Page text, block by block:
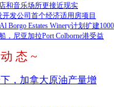
和音乐场所更接近现实
开发公司首个经济适用房项目
Borgo Estates Winery计划扩建
，尼亚加拉Port Colborne港受益
态 ~